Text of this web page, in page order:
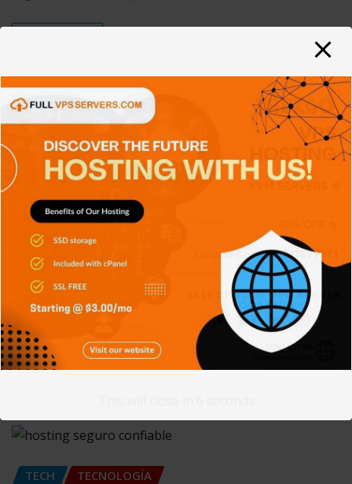
PLATAFORMAS
Vulnerabilidades PHP
web en sitios y cómo
prevenirlas
kasumi Jun 25, 2025
Las vulnerabilidades más comunes en sitios web PHP
Las vulnerabilidades PHP web son una amenaza
constante para sitios que no…
TECH TECNOLOGÍA